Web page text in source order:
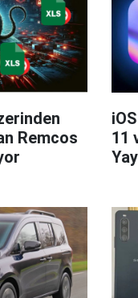
Remcos
11